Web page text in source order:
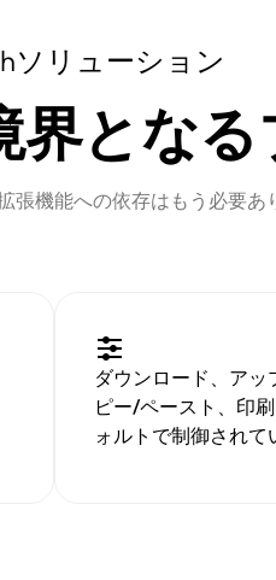
ソリューション
界とな
機能への依存はもう必要あ
ダウンロード、アッ
ピー/ペースト、印
ォルトで制御されて